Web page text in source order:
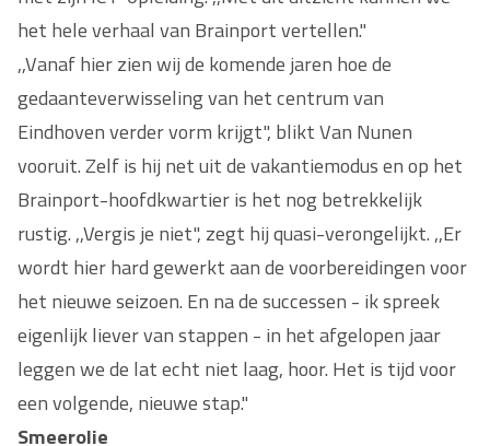
het hele verhaal van Brainport vertellen."
,,Vanaf hier zien wij de komende jaren hoe de
gedaanteverwisseling van het centrum van
Eindhoven verder vorm krijgt", blikt Van Nunen
vooruit. Zelf is hij net uit de vakantiemodus en op het
Brainport-hoofdkwartier is het nog betrekkelijk
rustig. ,,Vergis je niet", zegt hij quasi-verongelijkt. ,,Er
wordt hier hard gewerkt aan de voorbereidingen voor
het nieuwe seizoen. En na de successen - ik spreek
eigenlijk liever van stappen - in het afgelopen jaar
leggen we de lat echt niet laag, hoor. Het is tijd voor
een volgende, nieuwe stap."
Smeerolie